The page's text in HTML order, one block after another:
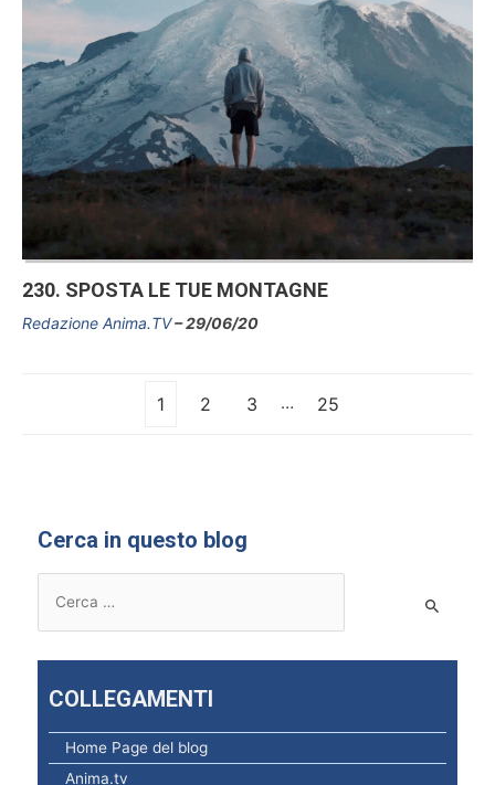
230. SPOSTA LE TUE MONTAGNE
Redazione Anima.TV 29/06/20
1 2 3 … 25
Cerca in questo blog
COLLEGAMENTI
Home Page del blog
Anima.tv